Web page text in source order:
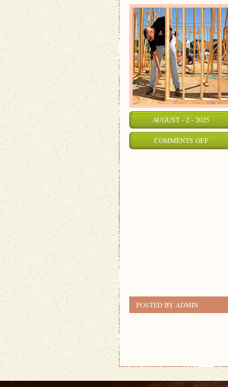
AUGUST - 2 - 2025
COMMENTS OFFON
OD
POSTED BY ADMIN